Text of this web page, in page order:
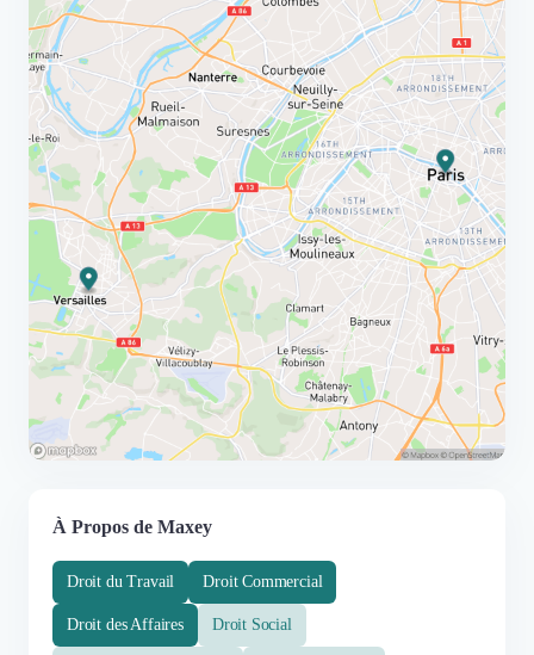
À Propos de Maxey
Droit du Travail Droit Commercial
Droit des Affaires Droit Social